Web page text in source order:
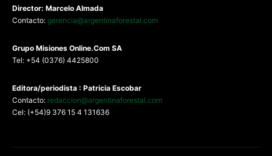
Director: Marcelo Almada
Contacto: gerencia@argentinaforestal.com
Grupo Misiones Online.Com SA
Tel: +54 (0376) 4425800
Editora/periodista : Patricia Escobar
Contacto: redaccion@argentinaforestal.com
Cel: (+54)9 376 15 4 131636